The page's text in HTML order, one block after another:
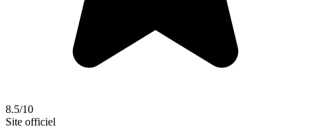
8.5/10
Site officiel